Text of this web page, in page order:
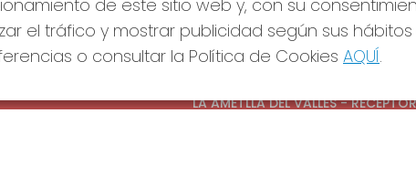
CONTACTO
LA AMETLLA DEL VALLES - RECEPTOR
de este sitio web y, con su
el tráfico y mostrar publicidad según sus
o consultar la Política de Cookies AQUÍ.